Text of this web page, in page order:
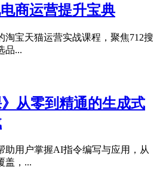
商运营提升宝典
淘宝天猫运营实战课程，聚焦712搜
品...
》从零到精通的生成式
助用户掌握AI指令编写与应用，从
盖，...